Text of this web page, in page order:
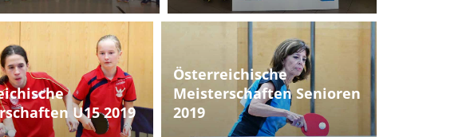
U15 2019
Österreichische
Meisterschaften Senioren
2019